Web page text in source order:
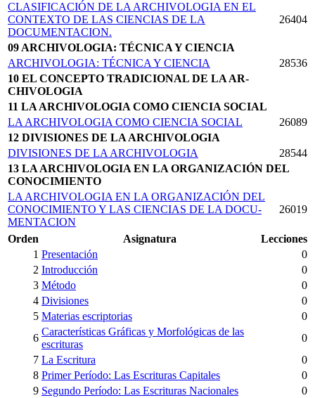
CLASIFICACIÓN DE LA ARCHIVOLOGIA EN EL
CONTEXTO DE LAS CIENCIAS DE LA
DOCUMENTACION.
26404
09 ARCHIVOLOGIA: TÉCNICA Y CIENCIA
ARCHIVOLOGIA: TÉCNICA Y CIENCIA
28536
10 EL CONCEPTO TRADICIONAL DE LA AR­
CHIVOLOGIA
11 LA ARCHIVOLOGIA COMO CIENCIA SOCIAL
LA ARCHIVOLOGIA COMO CIENCIA SOCIAL
26089
12 DIVISIONES DE LA ARCHIVOLOGIA
DIVISIONES DE LA ARCHIVOLOGIA
28544
13 LA ARCHIVOLOGIA EN LA ORGANIZACIÓN DEL
CONOCIMIENTO
LA ARCHIVOLOGIA EN LA ORGANIZACIÓN DEL
CONOCIMIENTO Y LAS CIENCIAS DE LA DOCU­
MENTACION
26019
Orden Asignatura
Lecciones
1 Presentación
0
2 Introducción
0
3 Método
0
4 Divisiones
0
5 Materias escriptorias
0
6
Características Gráficas y Morfológicas de las
escrituras
0
7 La Escritura
0
8 Primer Período: Las Escrituras Capitales
0
9 Segundo Período: Las Escrituras Nacionales
0